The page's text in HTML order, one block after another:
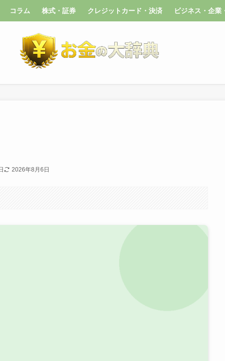
コラム 株式・証券 クレジットカード・決済 ビジネス・企業
2026年8月6日